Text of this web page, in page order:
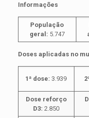
Informações
População
geral: 5.747
Doses aplicadas no
1ª dose: 3.939
Dose reforço
D3: 2.850